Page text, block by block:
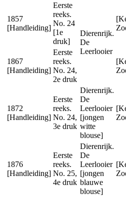
1857
[Handleiding]
Eerste
reeks.
No. 24
[1e
druk]
Dierenrijk.
De
Leerlooier
1867
[Handleiding]
Eerste
reeks.
No. 24,
2e druk
1872
[Handleiding]
Eerste
reeks.
No. 24,
3e druk
Dierenrijk.
De
Leerlooier
[jongen
witte
blouse]
1876
[Handleiding]
Eerste
reeks.
No. 25,
4e druk
Dierenrijk.
De
Leerlooier
[jongen
blauwe
blouse]